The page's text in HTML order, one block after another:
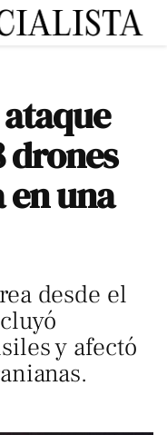
drones
una
desde el
y afectó